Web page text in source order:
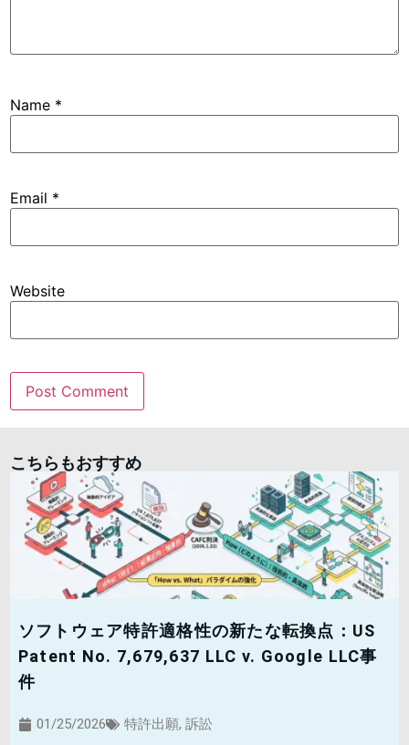
Name *
Email *
Website
こちらもおすすめ
ソフトウェア特許適格性の新たな転換点：US
Patent No. 7,679,637 LLC v. Google LLC事
件
01/25/2026 特許出願, 訴訟